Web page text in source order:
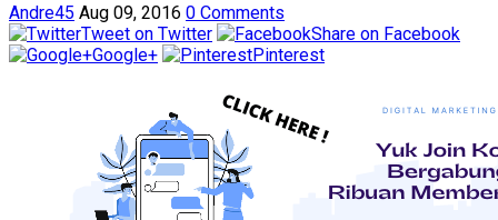
Andre45 Aug 09, 2016 0 Comments
Tweet on Twitter
Share on Facebook
Google+
Pinterest